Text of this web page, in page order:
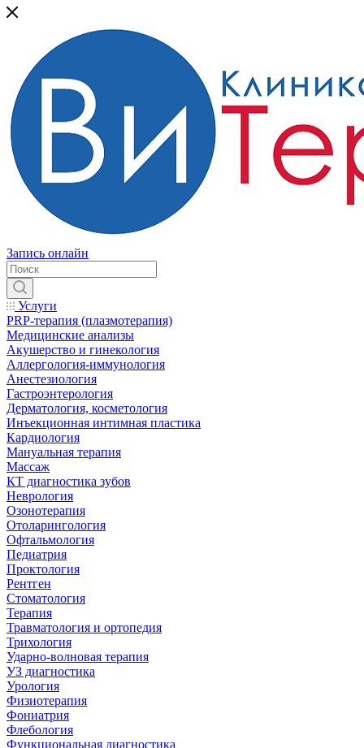
Запись онлайн
Услуги
PRP-терапия (плазмотерапия)
Медицинские анализы
Акушерство и гинекология
Аллергология-иммунология
Анестезиология
Гастроэнтерология
Дерматология, косметология
Инъекционная интимная пластика
Кардиология
Мануальная терапия
Массаж
КТ диагностика зубов
Неврология
Озонотерапия
Отоларингология
Офтальмология
Педиатрия
Проктология
Рентген
Стоматология
Терапия
Травматология и ортопедия
Трихология
Ударно-волновая терапия
УЗ диагностика
Урология
Физиотерапия
Фониатрия
Флебология
Функциональная диагностика